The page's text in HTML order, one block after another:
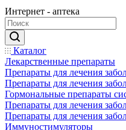
Интернет - аптека
Каталог
Лекарственные препараты
Препараты для лечения
Препараты для лечения
Гормональные препараты
Препараты для лечения
Препараты для лечения
Иммуностимуляторы